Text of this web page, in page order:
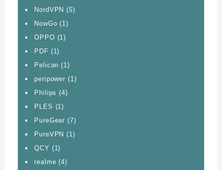
NordVPN (5)
NowGo (1)
OPPO (1)
PDF (1)
Pelican (1)
peripower (1)
Philips (4)
PLES (1)
PureGear (7)
PureVPN (1)
QCY (1)
realme (4)